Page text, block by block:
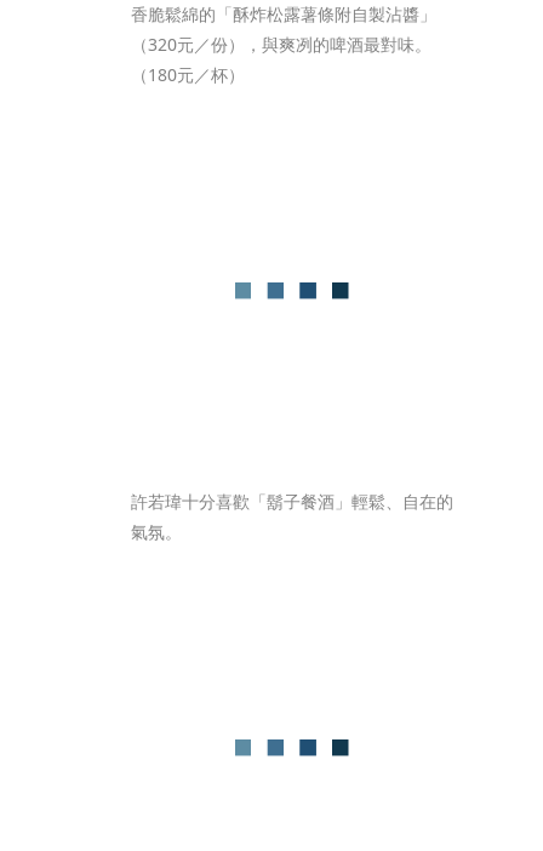
香脆鬆綿的「酥炸松露薯條附自製沾醬」
（320元／份），與爽冽的啤酒最對味。
（180元／杯）
許若瑋十分喜歡「鬍子餐酒」輕鬆、自在的
氣氛。